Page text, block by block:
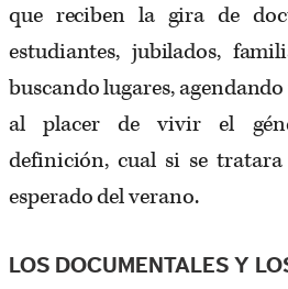
que reciben la gira de
estudiantes, jubilados,
buscando lugares,
al placer de vivir el
definición, cual si se
esperado del verano.
LOS DOCUMENTALES Y